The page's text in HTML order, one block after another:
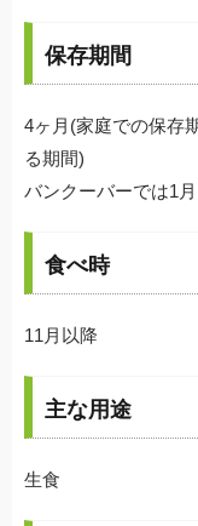
保存期間
4ヶ月(家庭での保存
る期間)
バンクーバーでは1
食べ時
11月以降
主な用途
生食